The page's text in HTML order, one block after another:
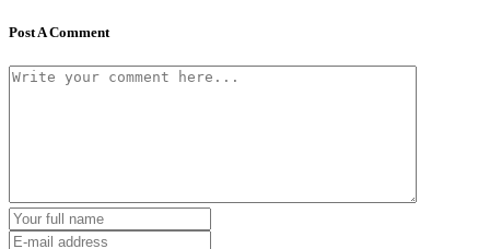
Post A Comment